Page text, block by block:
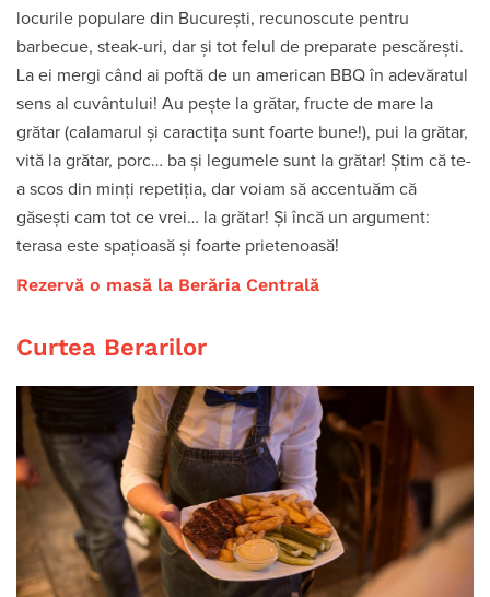
locurile populare din București, recunoscute pentru
barbecue, steak-uri, dar și tot felul de preparate pescărești.
La ei mergi când ai poftă de un american BBQ în adevăratul
sens al cuvântului! Au pește la grătar, fructe de mare la
grătar (calamarul și caractița sunt foarte bune!), pui la grătar,
vită la grătar, porc… ba și legumele sunt la grătar! Știm că te-
a scos din minți repetiția, dar voiam să accentuăm că
găsești cam tot ce vrei… la grătar! Și încă un argument:
terasa este spațioasă și foarte prietenoasă!
Rezervă o masă la Berăria Centrală
Curtea Berarilor